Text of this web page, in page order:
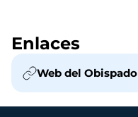
Enlaces
Web del Obispado